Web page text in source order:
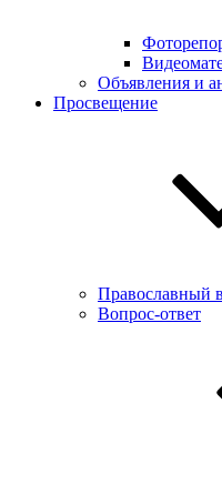
Объявления и
Просвещение
Православный
Вопрос-ответ